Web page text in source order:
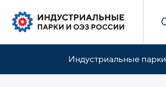
Индустриальные парки